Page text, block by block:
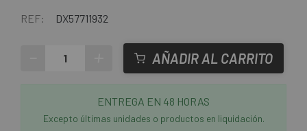
REF: DX57711932
AÑADIR AL CARRITO
ENTREGA EN 48 HORAS
Excepto últimas unidades o productos en liquidación.